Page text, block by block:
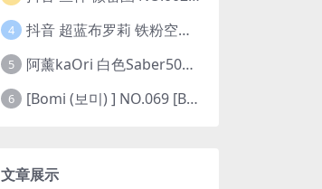
4 抖音 超蓝布罗莉 铁粉空间 NO.002期 【45P5V】(抖音超蓝布罗利是真的吗)
5 阿薰kaOri 白色Saber50图(阿熏的歌)
6 [Bomi (보미) ] NO.069 [Bimilstory] Vol.19 See-through lingerie
文章展示